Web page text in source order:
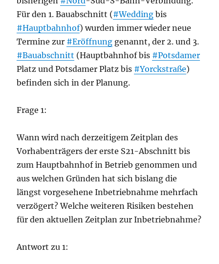
Für den 1. Bauabschnitt (#Wedding bis
#Hauptbahnhof) wurden immer wieder neue
Termine zur #Eröffnung genannt, der 2. und 3.
#Bauabschnitt (Hauptbahnhof bis #Potsdamer
Platz und Potsdamer Platz bis #Yorckstraße)
befinden sich in der Planung.
Frage 1:
Wann wird nach derzeitigem Zeitplan des
Vorhabenträgers der erste S21-Abschnitt bis
zum Hauptbahnhof in Betrieb genommen und
aus welchen Gründen hat sich bislang die
längst vorgesehene Inbetriebnahme mehrfach
verzögert? Welche weiteren Risiken bestehen
für den aktuellen Zeitplan zur Inbetriebnahme?
Antwort zu 1: